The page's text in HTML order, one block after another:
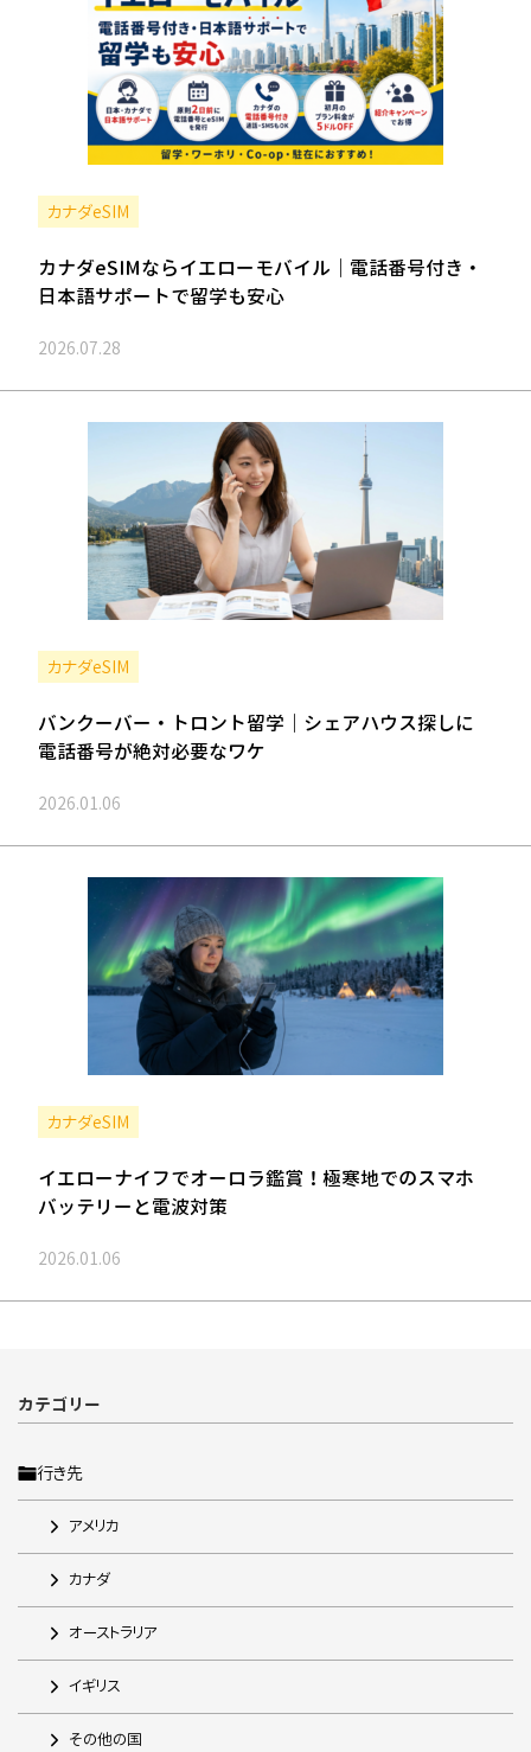
カナダeSIM
カナダeSIMならイエローモバイル｜電話番号付き・
日本語サポートで留学も安心
2026.07.28
カナダeSIM
バンクーバー・トロント留学｜シェアハウス探しに
電話番号が絶対必要なワケ
2026.01.06
カナダeSIM
イエローナイフでオーロラ鑑賞！極寒地でのスマホ
バッテリーと電波対策
2026.01.06
カテゴリー
行き先
アメリカ
カナダ
オーストラリア
イギリス
その他の国